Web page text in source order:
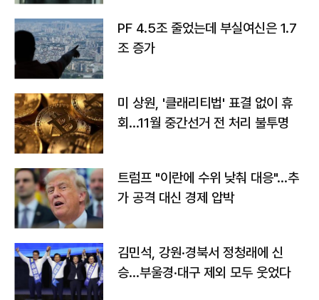
PF 4.5조 줄었는데 부실여신은 1.7
조 증가
미 상원, '클래리티법' 표결 없이 휴
회…11월 중간선거 전 처리 불투명
트럼프 "이란에 수위 낮춰 대응"…추
가 공격 대신 경제 압박
김민석, 강원·경북서 정청래에 신
승…부울경·대구 제외 모두 웃었다